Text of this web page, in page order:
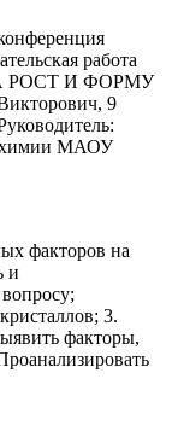
работа
РОСТ И ФОРМУ
9
химии МАОУ
факторов на
и
3.
факторы,